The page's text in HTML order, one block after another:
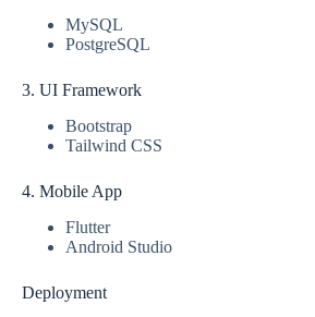
MySQL
PostgreSQL
3. UI Framework
Bootstrap
Tailwind CSS
4. Mobile App
Flutter
Android Studio
Deployment